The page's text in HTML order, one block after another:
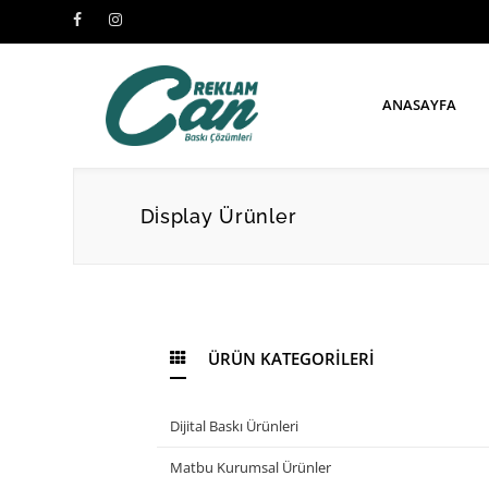
ANASAYFA
Di̇splay Ürünler
ÜRÜN KATEGORİLERİ
Dijital Baskı Ürünleri
Matbu Kurumsal Ürünler